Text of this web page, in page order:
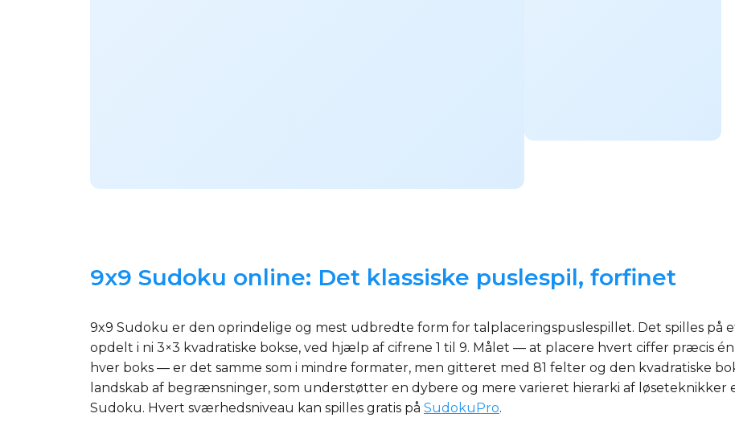
9x9 Sudoku online: Det klassiske puslespil, forfinet
9x9 Sudoku er den oprindelige og mest udbredte form for talplaceringspuslespillet. Det spilles
opdelt i ni 3×3 kvadratiske bokse, ved hjælp af cifrene 1 til 9. Målet — at placere hvert ciffer præcis
hver boks — er det samme som i mindre formater, men gitteret med 81 felter og den kvadratiske
landskab af begrænsninger, som understøtter en dybere og mere varieret hierarki af løseteknikker
Sudoku. Hvert sværhedsniveau kan spilles gratis på SudokuPro.